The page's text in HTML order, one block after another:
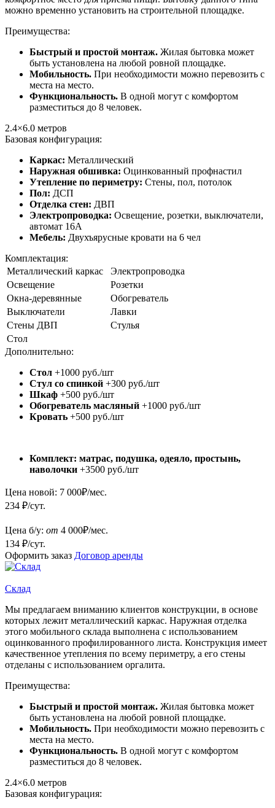
можно временно установить на строительной площадке.
Преимущества:
Быстрый и простой монтаж. Жилая бытовка может
быть установлена на любой ровной площадке.
Мобильность. При необходимости можно перевозить с
места на место.
Функциональность. В одной могут с комфортом
разместиться до 8 человек.
2.4×6.0 метров
Базовая конфигурация:
Каркас: Металлический
Наружная обшивка: Оцинкованный профнастил
Утепление по периметру: Стены, пол, потолок
Пол: ДСП
Отделка стен: ДВП
Электропроводка: Освещение, розетки, выключатели,
автомат 16А
Мебель: Двухъярусные кровати на 6 чел
Комплектация:
Металлический каркас
Электропроводка
Освещение
Розетки
Окна-деревянные
Обогреватель
Выключатели
Лавки
Стены ДВП
Стулья
Стол
Дополнительно:
Стол +1000 руб./шт
Стул со спинкой +300 руб./шт
Шкаф +500 руб./шт
Обогреватель масляный +1000 руб./шт
Кровать +500 руб./шт
Комплект: матрас, подушка, одеяло, простынь,
наволочки +3500 руб./шт
Цена новой: 7 000₽/мес.
234 ₽/сут.
Цена б/у: от 4 000₽/мес.
134 ₽/сут.
Оформить заказ Договор аренды
Склад
Мы предлагаем вниманию клиентов конструкции, в основе
которых лежит металлический каркас. Наружная отделка
этого мобильного склада выполнена с использованием
оцинкованного профилированного листа. Конструкция имеет
качественное утепления по всему периметру, а его стены
отделаны с использованием оргалита.
Преимущества:
Быстрый и простой монтаж. Жилая бытовка может
быть установлена на любой ровной площадке.
Мобильность. При необходимости можно перевозить с
места на место.
Функциональность. В одной могут с комфортом
разместиться до 8 человек.
2.4×6.0 метров
Базовая конфигурация: